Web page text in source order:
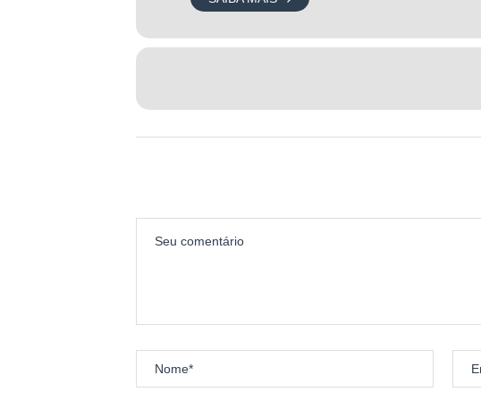
🥈 2º Lugar: R$ 200 via Pix + R$ 200 em serviços
PROGRAMAÇÃO
• É obrigatório ler e aceitar o regulamento
• Cronometragem por chip eletrônico
• Resultados disponíveis em até 48h no site